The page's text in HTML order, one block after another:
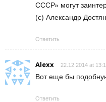
СССР» могут
(с) Александр Достян
Ответить
Alexx 22.12.2014 at
Вот еще бы
Ответить